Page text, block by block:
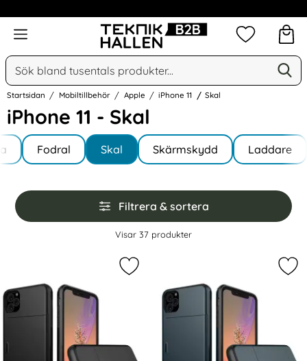
Meny
Sök
Sök på Narse Group AB
Mina
Startsidan Mobiltillbehör Apple iPhone 11 Skal
iPhone 11 - Skal
Hoppa
till
produkter
Underkategorier
Fodral Skal Skärmskydd Laddare
Hoppa
över
filtersektionen
Filtrera & sortera
Filtrera & sortera
Visar 37 produkter
Markera iPhone 11 - Hybrid Skal